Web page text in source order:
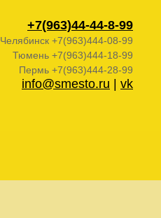
+7(963)44-44-8-99
Челябинск +7(963)444-08-99
Тюмень +7(963)444-18-99
Пермь +7(963)444-28-99
info@smesto.ru vk